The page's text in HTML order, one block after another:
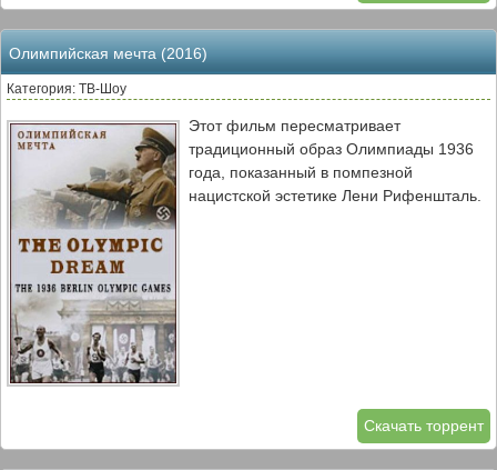
Олимпийская мечта (2016)
Категория: ТВ-Шоу
Этот фильм пересматривает
традиционный образ Олимпиады 1936
года, показанный в помпезной
нацистской эстетике Лени Рифеншталь.
Скачать торрент